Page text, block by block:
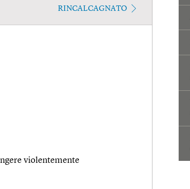
RINCALCAGNATO
violentemente